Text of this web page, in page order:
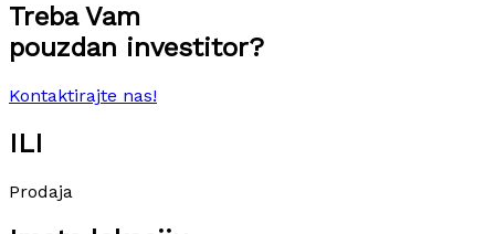
Treba Vam
pouzdan investitor?
Kontaktirajte nas!
ILI
Prodaja